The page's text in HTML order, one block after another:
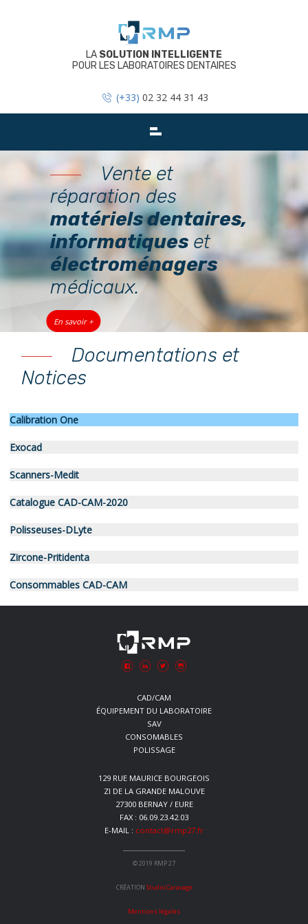
LA SOLUTION INTELLIGENTE
POUR LES LABORATOIRES DENTAIRES
(+33) 02 32 44 31 43
Vente et
réparation des
matériels dentaires,
informatiqueset
électroménagers
médicaux.
En savoir +
Documentations et
Notices
Calibration One
Exocad
Scanners-Medit
Catalogue CAD-CAM-2020
Polisseuses-DLyte
Zircone-Pritidenta
Consommables CAD-CAM
CAD/CAM
ÉQUIPEMENT DU LABORATOIRE
SAV
CONSOMABLES
POLISSAGE
129 RUE MAURICE BOURGEOIS
ZI DE LA GRANDE MALOUVE
27300 BERNAY / EURE
FAX : 06.09.23.42.03
E-MAIL : contact@rmp27.fr
© 2019 RMP 27
CRÉATION Studio Caravage
Mentions légales